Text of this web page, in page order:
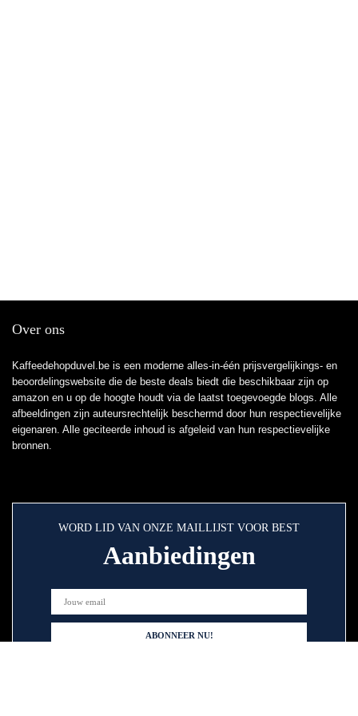
Over ons
Kaffeedehopduvel.be is een moderne alles-in-één prijsvergelijkings- en
beoordelingswebsite die de beste deals biedt die beschikbaar zijn op
amazon en u op de hoogte houdt via de laatst toegevoegde blogs. Alle
afbeeldingen zijn auteursrechtelijk beschermd door hun respectievelijke
eigenaren. Alle geciteerde inhoud is afgeleid van hun respectievelijke
bronnen.
WORD LID VAN ONZE MAILLIJST VOOR BEST
Aanbiedingen